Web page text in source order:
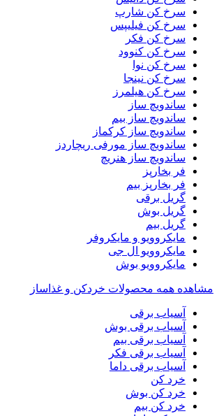
سرخ کن شارپ
سرخ کن فیلیپس
سرخ کن فکر
سرخ کن کنوود
سرخ کن نوا
سرخ کن نینجا
سرخ کن هیلمرز
ساندویچ ساز
ساندویچ ساز بیم
ساندویچ ساز کرکماز
ساندویچ ساز مورفی ریچاردز
ساندویچ ساز هنریچ
فر بخارپز
فر بخارپز بیم
گریل برقی
گریل بوش
گریل بیم
مایکروویو و مایکروفر
مایکروویو ال جی
مایکروویو بوش
مشاهده همه محصولات خردکن و غذاساز
آسیاب برقی
آسیاب برقی بوش
آسیاب برقی بیم
آسیاب برقی فکر
آسیاب برقی داما
خرد کن
خرد کن بوش
خرد کن بیم